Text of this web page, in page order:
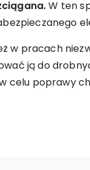
W ten
w pracach
ją do
celu poprawy